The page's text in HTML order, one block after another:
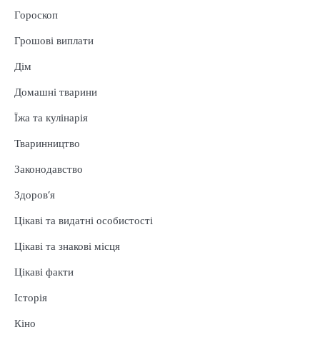
Гороскоп
Грошові виплати
Дім
Домашні тварини
Їжа та кулінарія
Тваринництво
Законодавство
Здоров’я
Цікаві та видатні особистості
Цікаві та знакові місця
Цікаві факти
Історія
Кіно